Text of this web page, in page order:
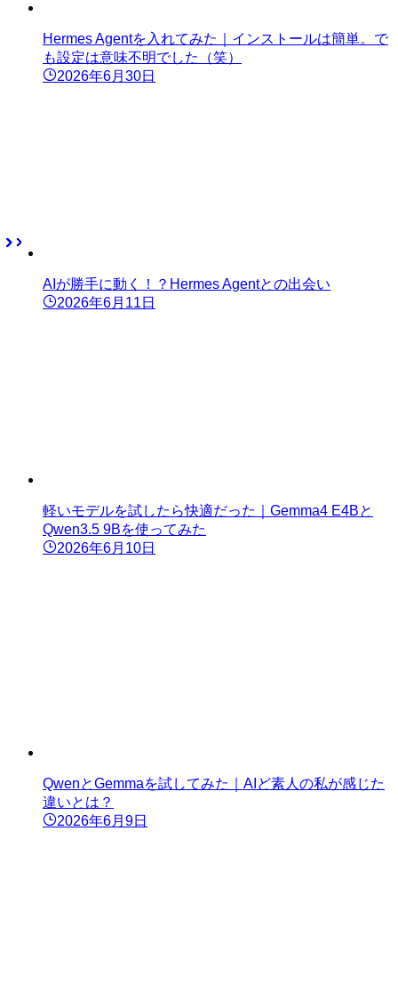
Hermes Agentを入れてみた｜インストールは簡単。で
も設定は意味不明でした（笑）
2026年6月30日
AIが勝手に動く！？Hermes Agentとの出会い
2026年6月11日
軽いモデルを試したら快適だった｜Gemma4 E4Bと
Qwen3.5 9Bを使ってみた
2026年6月10日
QwenとGemmaを試してみた｜AIど素人の私が感じた
違いとは？
2026年6月9日